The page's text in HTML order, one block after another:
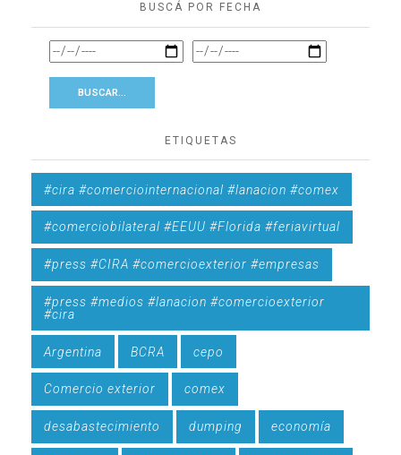
BUSCÁ POR FECHA
ETIQUETAS
#cira #comerciointernacional #lanacion #comex
#comerciobilateral #EEUU #Florida #feriavirtual
#press #CIRA #comercioexterior #empresas
#press #medios #lanacion #comercioexterior
#cira
Argentina BCRA cepo
Comercio exterior comex
desabastecimiento dumping economía